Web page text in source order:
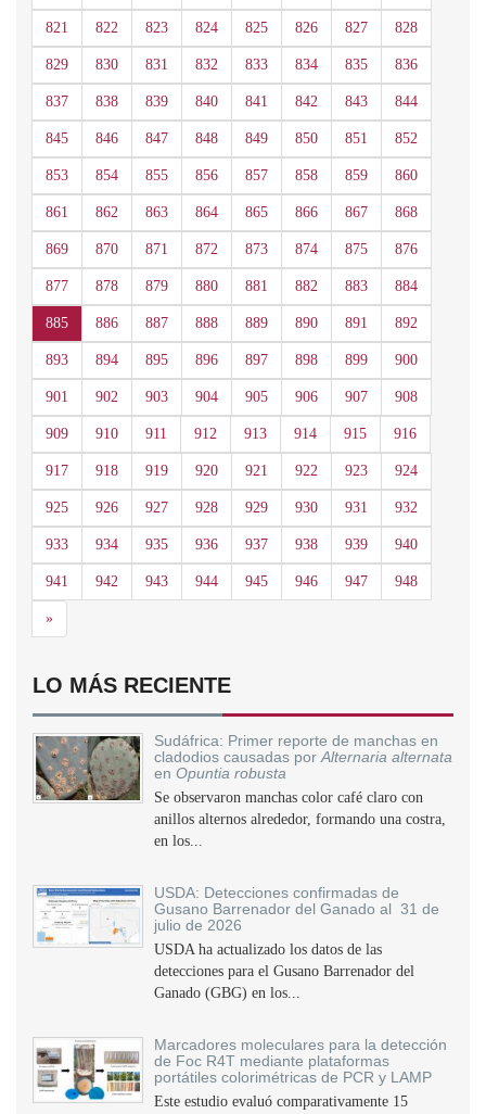
821 822 823 824 825 826 827 828
829 830 831 832 833 834 835 836
837 838 839 840 841 842 843 844
845 846 847 848 849 850 851 852
853 854 855 856 857 858 859 860
861 862 863 864 865 866 867 868
869 870 871 872 873 874 875 876
877 878 879 880 881 882 883 884
885 886 887 888 889 890 891 892
893 894 895 896 897 898 899 900
901 902 903 904 905 906 907 908
909 910 911 912 913 914 915 916
917 918 919 920 921 922 923 924
925 926 927 928 929 930 931 932
933 934 935 936 937 938 939 940
941 942 943 944 945 946 947 948
»Siguiente
LO MÁS RECIENTE
Sudáfrica: Primer reporte de manchas en
cladodios causadas por Alternaria alternata
en Opuntia robusta
Se observaron manchas color café claro con
anillos alternos alrededor, formando una costra,
en los...
USDA: Detecciones confirmadas de
Gusano Barrenador del Ganado al 31 de
julio de 2026
USDA ha actualizado los datos de las
detecciones para el Gusano Barrenador del
Ganado (GBG) en los...
Marcadores moleculares para la detección
de Foc R4T mediante plataformas
portátiles colorimétricas de PCR y LAMP
Este estudio evaluó comparativamente 15